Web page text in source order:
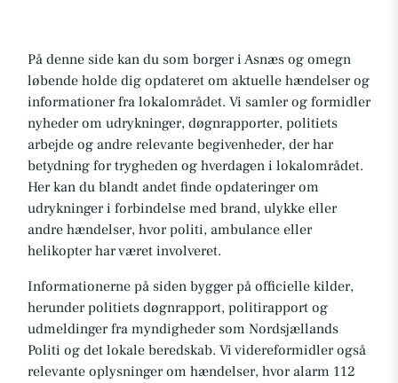
På denne side kan du som borger i Asnæs og omegn
løbende holde dig opdateret om aktuelle hændelser og
informationer fra lokalområdet. Vi samler og formidler
nyheder om udrykninger, døgnrapporter, politiets
arbejde og andre relevante begivenheder, der har
betydning for trygheden og hverdagen i lokalområdet.
Her kan du blandt andet finde opdateringer om
udrykninger i forbindelse med brand, ulykke eller
andre hændelser, hvor politi, ambulance eller
helikopter har været involveret.
Informationerne på siden bygger på officielle kilder,
herunder politiets døgnrapport, politirapport og
udmeldinger fra myndigheder som Nordsjællands
Politi og det lokale beredskab. Vi videreformidler også
relevante oplysninger om hændelser, hvor alarm 112